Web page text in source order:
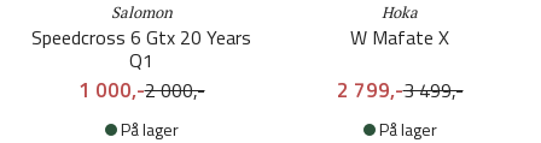
Salomon
Speedcross 6 Gtx 20 Years
Q1
2 000,-
1 000,-
På lager
Hoka
W Mafate X
3 499,-
2 799,-
På lager